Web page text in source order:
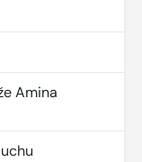
Amina